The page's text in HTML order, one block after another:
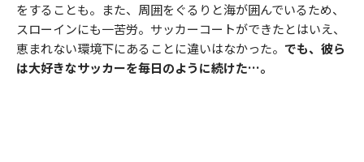
をすることも。また、周囲をぐるりと海が囲んでいるため、
スローインにも一苦労。サッカーコートができたとはいえ、
恵まれない環境下にあることに違いはなかった。 でも、彼ら
は大好きなサッカーを毎日のように続けた…。